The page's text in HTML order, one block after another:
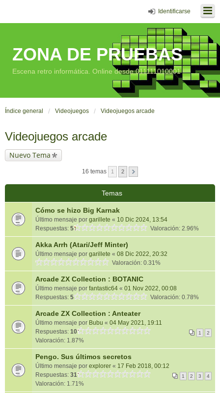
Identificarse
ZONA DE PRUEBAS
Escena retro informática. Online desde 011111010001
Índice general Videojuegos Videojuegos arcade
Videojuegos arcade
Nuevo Tema
16 temas 1 2
Temas
Cómo se hizo Big Karnak
Último mensaje por garillete « 10 Dic 2024, 13:54
Respuestas: 5 Valoración: 2.96%
Akka Arrh (Atari/Jeff Minter)
Último mensaje por garillete « 08 Dic 2022, 20:32
Valoración: 0.31%
Arcade ZX Collection : BOTANIC
Último mensaje por fantastic64 « 01 Nov 2022, 00:08
Respuestas: 5 Valoración: 0.78%
Arcade ZX Collection : Anteater
Último mensaje por Bubu « 04 May 2021, 19:11
Respuestas: 10 1 2
Valoración: 1.87%
Pengo. Sus últimos secretos
Último mensaje por explorer « 17 Feb 2018, 00:12
Respuestas: 31 1 2 3 4
Valoración: 1.71%